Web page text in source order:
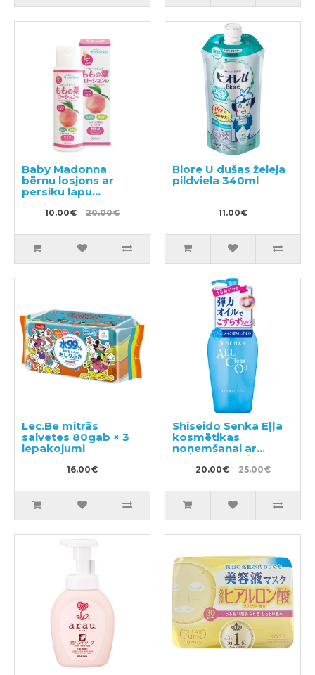
Baby Madonna
bērnu losjons ar
persiku lapu
10.00€ 20.00€
Biore U dušas želeja
pildviela 340ml
11.00€
Lec.Be mitrās
salvetes 80gab × 3
iepakojumi
16.00€
Shiseido Senka Eļļa
kosmētikas
noņemšanai ar
hialuronskābi 230ml
20.00€ 25.00€